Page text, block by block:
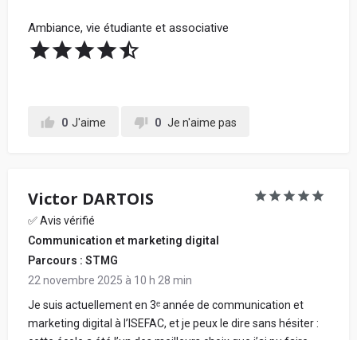
Ambiance, vie étudiante et associative
0 J'aime 0 Je n'aime pas
Victor DARTOIS
✅ Avis vérifié
Communication et marketing digital
Parcours : STMG
22 novembre 2025 à 10 h 28 min
Je suis actuellement en 3ᵉ année de communication et
marketing digital à l’ISEFAC, et je peux le dire sans hésiter :
Partager mon avis